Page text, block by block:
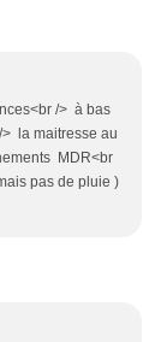
/> à bas
la maitresse au
MDR<br
pas de pluie )